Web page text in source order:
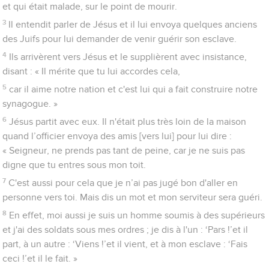
et qui était malade, sur le point de mourir.
3 Il entendit parler de Jésus et il lui envoya quelques anciens
des Juifs pour lui demander de venir guérir son esclave.
4 Ils arrivèrent vers Jésus et le supplièrent avec insistance,
disant : « Il mérite que tu lui accordes cela,
5 car il aime notre nation et c'est lui qui a fait construire notre
synagogue. »
6 Jésus partit avec eux. Il n'était plus très loin de la maison
quand l’officier envoya des amis [vers lui] pour lui dire :
« Seigneur, ne prends pas tant de peine, car je ne suis pas
digne que tu entres sous mon toit.
7 C'est aussi pour cela que je n’ai pas jugé bon d'aller en
personne vers toi. Mais dis un mot et mon serviteur sera guéri.
8 En effet, moi aussi je suis un homme soumis à des supérieurs
et j'ai des soldats sous mes ordres ; je dis à l'un : ‘Pars !’et il
part, à un autre : ‘Viens !’et il vient, et à mon esclave : ‘Fais
ceci !’et il le fait. »